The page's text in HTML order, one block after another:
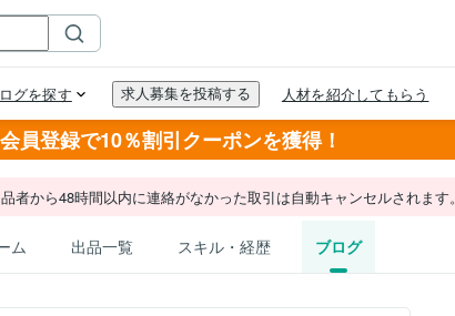
会員登録で10％割引クーポンを獲得！
から48時間以内に連絡がなかった取引は自動キャンセルされます。
ム 出品一覧 スキル・経歴 ブログ